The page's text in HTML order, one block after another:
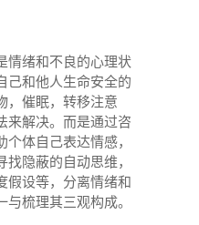
情绪和不良的心理状
己和他人生命安全的
，催眠，转移注意
来解决。而是通过咨
体自己表达情感，
隐蔽的自动思维，
假设等，分离情绪和
梳理其三观构成。